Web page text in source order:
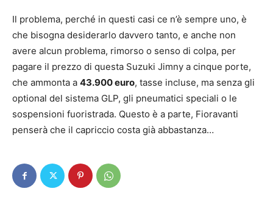
Il problema, perché in questi casi ce n’è sempre uno, è
che bisogna desiderarlo davvero tanto, e anche non
avere alcun problema, rimorso o senso di colpa, per
pagare il prezzo di questa Suzuki Jimny a cinque porte,
che ammonta a 43.900 euro, tasse incluse, ma senza gli
optional del sistema GLP, gli pneumatici speciali o le
sospensioni fuoristrada. Questo è a parte, Fioravanti
penserà che il capriccio costa già abbastanza…